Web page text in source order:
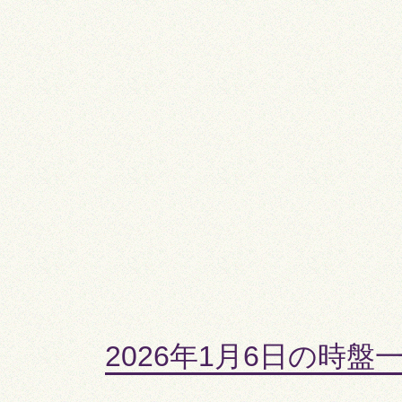
2026年1月6日の時盤